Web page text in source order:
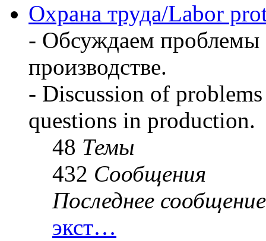
Охрана труда/Labor
- Обсуждаем проблемы
производстве.
- Discussion of
questions in production.
48 Темы
432 Сообщения
Последнее сообщение
экст…